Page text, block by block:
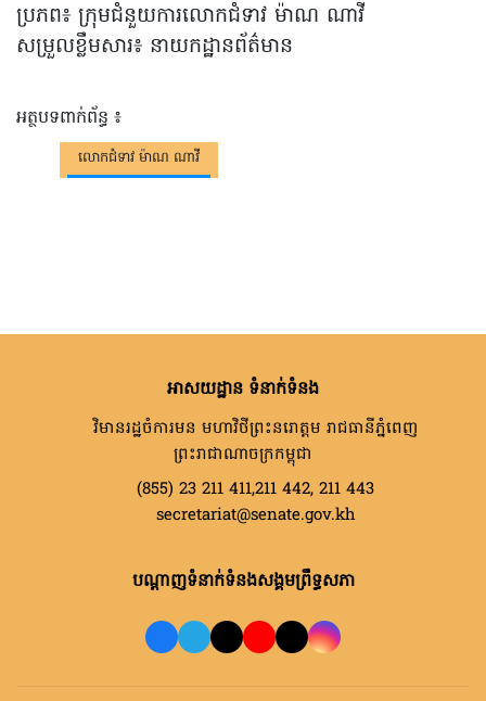
ប្រភព៖ ក្រុម​ជំនួយ​ការ​លោកជំទាវ ម៉ាណ ណាវី​
សម្រួលខ្លឹមសារ៖ នាយកដ្ឋានព័ត៌មាន
អត្ថបទពាក់ព័ន្ធ ៖
លោកជំទាវ ម៉ាណ ណាវី
អាសយដ្ឋាន ទំនាក់ទំនង
វិមានរដ្ឋចំការមន មហាវិថីព្រះនរោត្តម រាជធានីភ្នំពេញ
ព្រះរាជាណាចក្រកម្ពុជា
(855) 23 211 411,211 442, 211 443
secretariat@senate.gov.kh
បណ្តាញទំនាក់ទំនងសង្គមព្រឹទ្ធសភា